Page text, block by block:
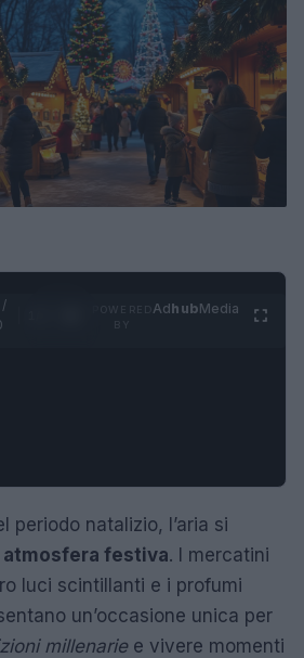
/
AdhubMedia
periodo natalizio, l’aria si
atmosfera festiva. I mercatini
luci scintillanti e i profumi
un’occasione unica per
millenariee vivere momenti